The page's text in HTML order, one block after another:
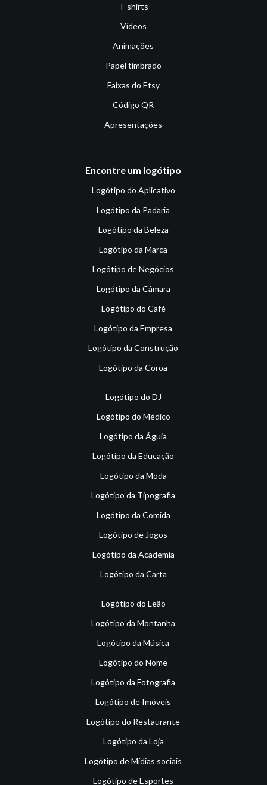
T-shirts
Vídeos
Animações
Papel timbrado
Faixas do Etsy
Código QR
Apresentações
Encontre um logótipo
Logótipo do Aplicativo
Logótipo da Padaria
Logótipo da Beleza
Logótipo da Marca
Logótipo de Negócios
Logótipo da Câmara
Logótipo do Café
Logótipo da Empresa
Logótipo da Construção
Logótipo da Coroa
Logótipo do DJ
Logótipo do Médico
Logótipo da Águia
Logótipo da Educação
Logótipo da Moda
Logótipo da Tipografia
Logótipo da Comida
Logótipo de Jogos
Logótipo da Academia
Logótipo da Carta
Logótipo do Leão
Logótipo da Montanha
Logótipo da Música
Logótipo do Nome
Logótipo da Fotografia
Logótipo de Imóveis
Logótipo do Restaurante
Logótipo da Loja
Logótipo de Mídias sociais
Logótipo de Esportes